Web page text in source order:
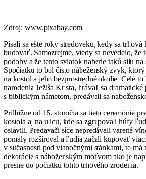
Zdroj: www.pixabay.com
Písali sa ešte roky stredoveku, kedy sa trhová
budovať. Samozrejme, vtedy sa nevedelo, že
podoby a že tento sviatok naberie takú silu na
Spočiatku to bol čisto nábeženský zvyk,
na kostol a jeho bezprostredné okolie. Celé to
narodenia Ježiša Krista, hrávali sa dramatické
s biblickým námetom, predávali sa
Prilbižne od 15. storočia sa tieto ceremónie
kostola aj na ulicu, kde sa zgrupovali húfy
oslavili. Predavači síce nepredávali varené
pomaly rozšíroval a ľudia začali kupovať
v súčasnosti pod vianočnými stánkami, to má
dekorácie s náboženským motívom ako je
presne do počiatku tohto trhového zrodenia.